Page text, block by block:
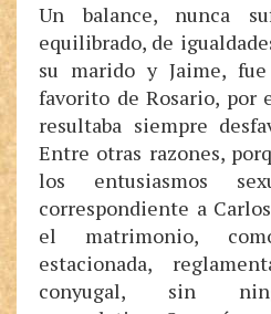
Un balance, nunca
equilibrado, de
su marido y Jaime,
favorito de Rosario, por
resultaba siempre
Entre otras razones,
los entusiasmos
correspondiente a
el matrimonio,
estacionada,
conyugal, sin